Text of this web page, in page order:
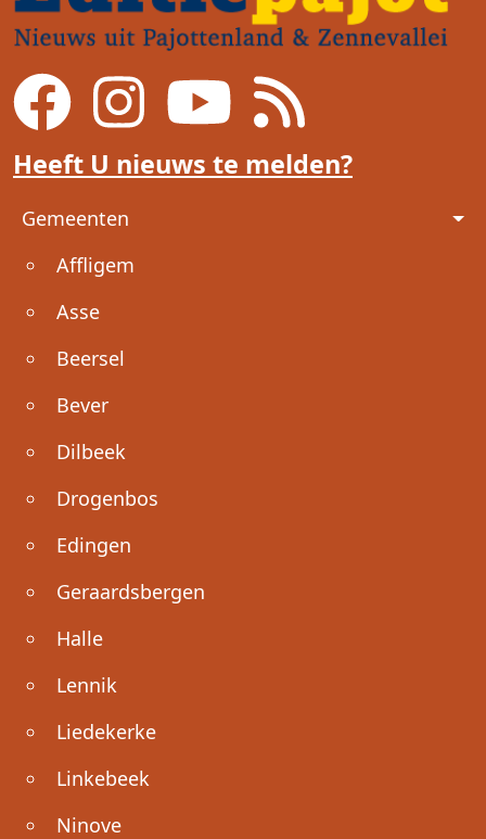
Heeft U nieuws te melden?
Voet
Gemeenten
Affligem
Asse
Beersel
Bever
Dilbeek
Drogenbos
Edingen
Geraardsbergen
Halle
Lennik
Liedekerke
Linkebeek
Ninove